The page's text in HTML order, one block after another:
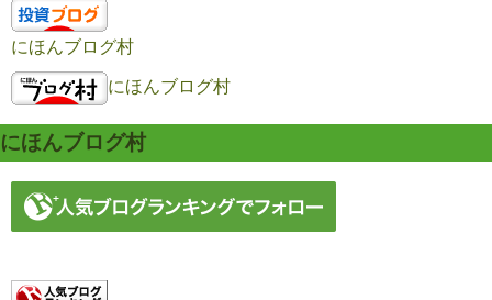
にほんブログ村
にほんブログ村
にほんブログ村